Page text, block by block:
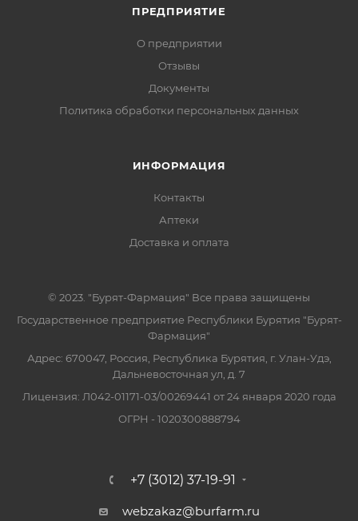
ПРЕДПРИЯТИЕ
О предприятии
Отзывы
Документы
Политика обработки персональных данных
ИНФОРМАЦИЯ
Контакты
Аптеки
Доставка и оплата
© 2023. "Бурят-Фармация" Все права защищены
Государственное предприятие Республики Бурятия "Бурят-
Фармация"
Адрес: 670047, Россия, Республика Бурятия, г. Улан-Удэ,
Дальневосточная ул, д. 7
Лицензия: Л042-01171-03/00269441 от 24 января 2020 года
ОГРН - 1020300888794
+7 (3012) 37-19-91
webzakaz@burfarm.ru